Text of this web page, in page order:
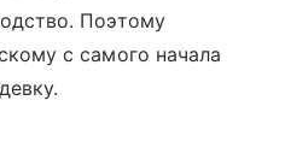
Поэтому
с самого начала